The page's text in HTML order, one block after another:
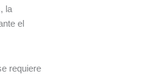
la
el
requiere